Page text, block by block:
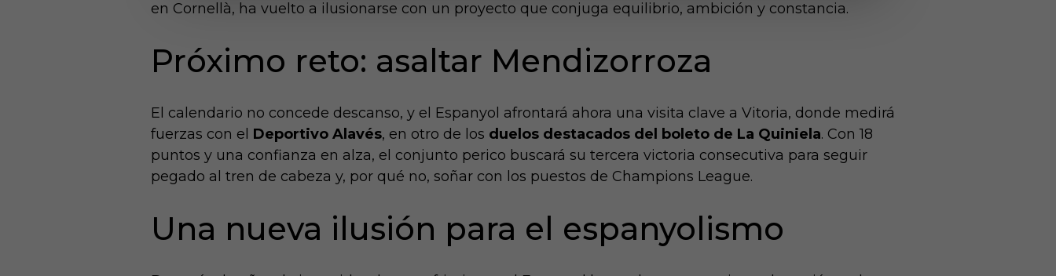
en Cornellà, ha vuelto a ilusionarse con un proyecto que conjuga equilibrio, ambición y constancia.
Próximo reto: asaltar Mendizorroza
El calendario no concede descanso, y el Espanyol afrontará ahora una visita clave a Vitoria, donde medirá
fuerzas con el Deportivo Alavés, en otro de los duelos destacados del boleto de La Quiniela. Con 18
puntos y una confianza en alza, el conjunto perico buscará su tercera victoria consecutiva para seguir
pegado al tren de cabeza y, por qué no, soñar con los puestos de Champions League.
Una nueva ilusión para el espanyolismo